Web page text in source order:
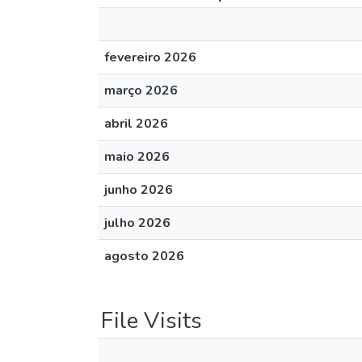
fevereiro 2026
março 2026
abril 2026
maio 2026
junho 2026
julho 2026
agosto 2026
File Visits